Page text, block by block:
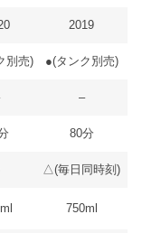
2019
別売) ●(タンク別売)
–
80分
△(毎日同時刻)
750ml